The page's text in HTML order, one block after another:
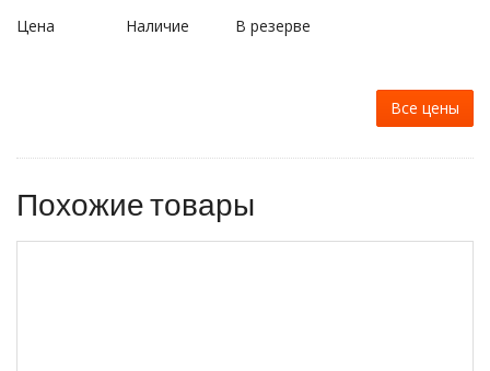
Цена
Наличие В резерве
Все цены
Похожие товары